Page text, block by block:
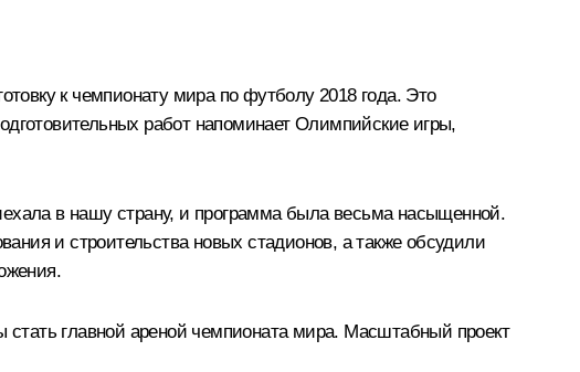
к чемпионату мира по футболу 2018 года. Это
работ напоминает Олимпийские игры,
в нашу страну, и программа была весьма насыщенной.
и строительства новых стадионов, а также обсудили
главной ареной чемпионата мира. Масштабный проект